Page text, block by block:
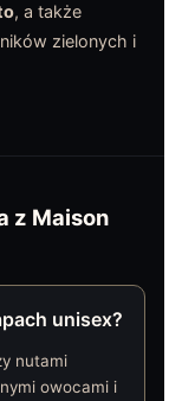
, a także
zielonych i
z Maison
unisex?
nutami
owocami i